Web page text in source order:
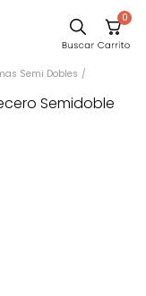
0
Semi Dobles
Semidoble